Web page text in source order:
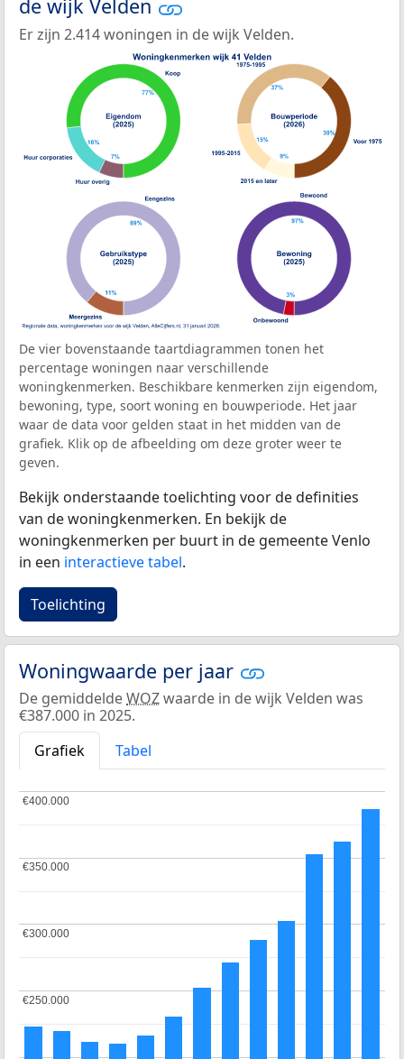
de wijk Velden
Er zijn 2.414 woningen in de wijk Velden.
De vier bovenstaande taartdiagrammen tonen het
percentage woningen naar verschillende
woningkenmerken. Beschikbare kenmerken zijn eigendom,
bewoning, type, soort woning en bouwperiode. Het jaar
waar de data voor gelden staat in het midden van de
grafiek. Klik op de afbeelding om deze groter weer te
geven.
Bekijk onderstaande toelichting voor de definities
van de woningkenmerken. En bekijk de
woningkenmerken per buurt in de gemeente Venlo
in een interactieve tabel.
Toelichting
Woningwaarde per jaar
De gemiddeldeWOZwaarde in de wijk Velden was
€387.000 in 2025.
Grafiek
Tabel
€250.000
€250.000
€300.000
€300.000
€350.000
€350.000
€400.000
€400.000